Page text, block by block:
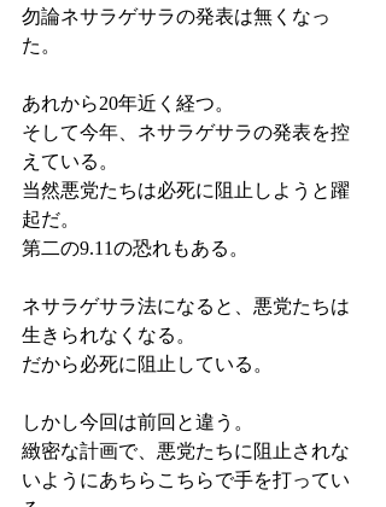
勿論ネサラゲサラの発表は無くなっ
た。
あれから20年近く経つ。
そして今年、ネサラゲサラの発表を控
えている。
当然悪党たちは必死に阻止しようと躍
起だ。
第二の9.11の恐れもある。
ネサラゲサラ法になると、悪党たちは
生きられなくなる。
だから必死に阻止している。
しかし今回は前回と違う。
緻密な計画で、悪党たちに阻止されな
いようにあちらこちらで手を打ってい